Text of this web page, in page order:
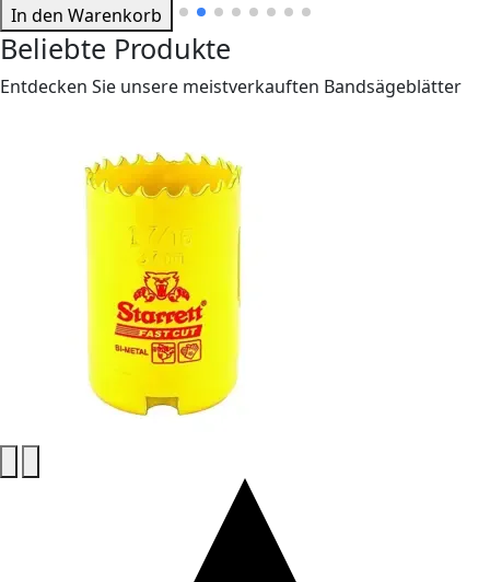
In den Warenkorb
Beliebte Produkte
Entdecken Sie unsere meistverkauften Bandsägeblätter